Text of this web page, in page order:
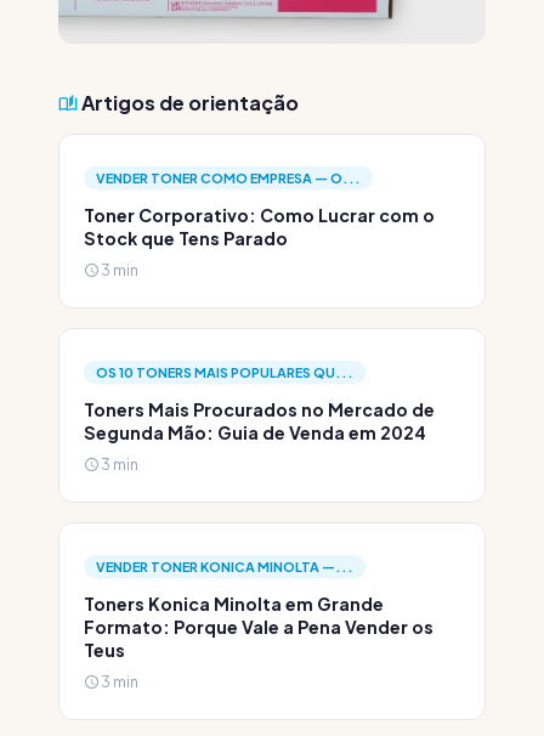
Artigos de orientação
VENDER TONER COMO EMPRESA — O...
Toner Corporativo: Como Lucrar com o
Stock que Tens Parado
3 min
OS 10 TONERS MAIS POPULARES QU...
Toners Mais Procurados no Mercado de
Segunda Mão: Guia de Venda em 2024
3 min
VENDER TONER KONICA MINOLTA —...
Toners Konica Minolta em Grande
Formato: Porque Vale a Pena Vender os
Teus
3 min